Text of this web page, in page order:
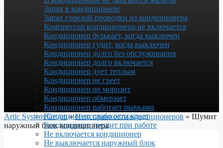
Запах в кондиционере
Запах горелой проводки из кондиционера
Компрессор кондиционера не включается
Кондиционер булькает, когда выключен
Кондиционер гудит, когда выключен
Кондиционер долго без обслуживания
Кондиционер долго включается
Кондиционер дует теплым
Кондиционер не греет
Кондиционер не морозит
Кондиционер обмерзает
Кондиционер работает рывками
Кондиционер слабо охлаждает
Кондиционер трещит при работе
Не включается кондиционер
Не выключается наружный блок
Artic System Group»Неисправности кондиционеров » Шумит
наружный блок кондиционера